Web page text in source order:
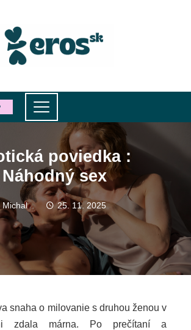
poviedka :
Náhodný sex
Michal 25. 11. 2025
snaha o milovanie s druhou ženou v
zdala márna. Po prečítaní a